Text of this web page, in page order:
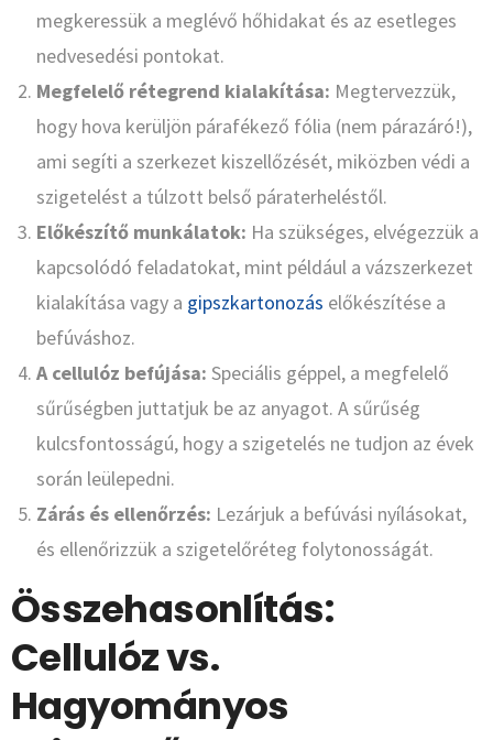
megkeressük a meglévő hőhidakat és az esetleges
nedvesedési pontokat.
Megfelelő rétegrend kialakítása: Megtervezzük,
hogy hova kerüljön párafékező fólia (nem párazáró!),
ami segíti a szerkezet kiszellőzését, miközben védi a
szigetelést a túlzott belső páraterheléstől.
Előkészítő munkálatok: Ha szükséges, elvégezzük a
kapcsolódó feladatokat, mint például a vázszerkezet
kialakítása vagy a gipszkartonozás előkészítése a
befúváshoz.
A cellulóz befújása: Speciális géppel, a megfelelő
sűrűségben juttatjuk be az anyagot. A sűrűség
kulcsfontosságú, hogy a szigetelés ne tudjon az évek
során leülepedni.
Zárás és ellenőrzés: Lezárjuk a befúvási nyílásokat,
és ellenőrizzük a szigetelőréteg folytonosságát.
Összehasonlítás:
Cellulóz vs.
Hagyományos